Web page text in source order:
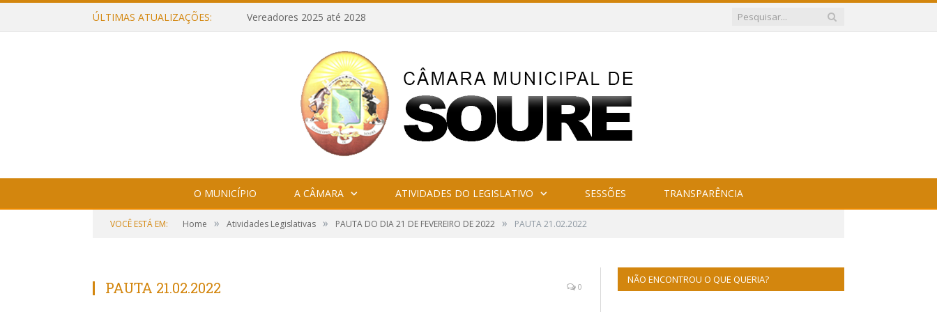
ÚLTIMAS ATUALIZAÇÕES: Vereadores 2025 até 2028
O MUNICÍPIO A CÂMARA ATIVIDADES DO LEGISLATIVO SESSÕES TRANSPARÊNCIA
VOCÊ ESTÁ EM: Home » Atividades Legislativas » PAUTA DO DIA 21 DE FEVEREIRO DE 2022 » PAUTA 21.02.2022
PAUTA 21.02.2022 0
NÃO ENCONTROU O QUE QUERIA?